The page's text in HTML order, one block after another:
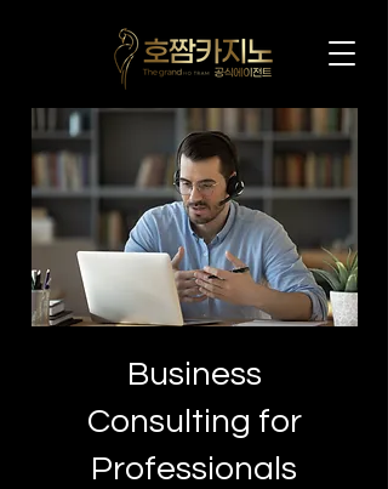
Business
Consulting for
Professionals